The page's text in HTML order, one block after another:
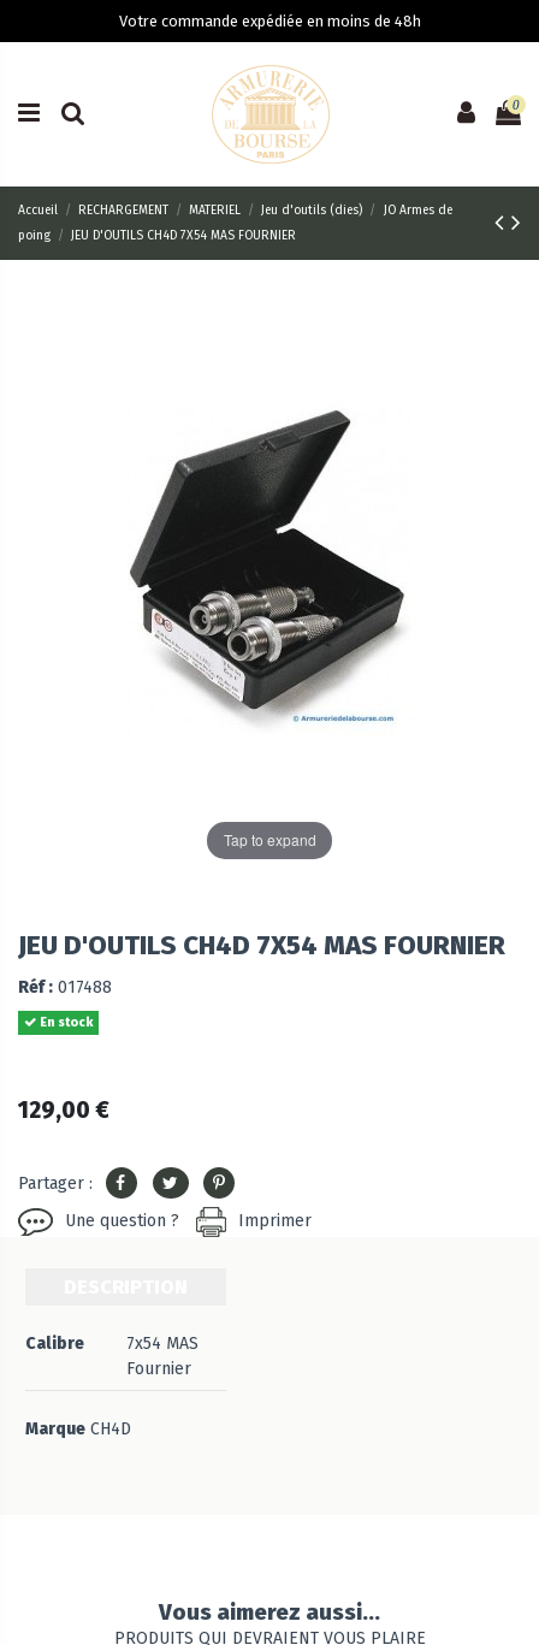
Votre commande expédiée en moins de 48h
0
Accueil RECHARGEMENT MATERIEL Jeu d'outils (dies)
JO Armes de
poing
JEU D'OUTILS CH4D 7X54 MAS FOURNIER
Tap to expand
JEU D'OUTILS CH4D 7X54 MAS FOURNIER
Réf : 017488
En stock
129,00 €
Partager :
Une question ?
Imprimer
Calibre
7x54 MAS
Fournier
Marque CH4D
Vous aimerez aussi...
PRODUITS QUI DEVRAIENT VOUS PLAIRE